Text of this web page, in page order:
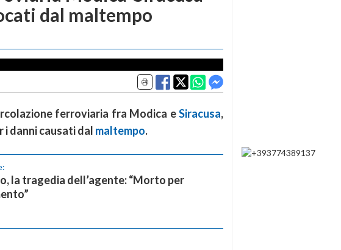
dal maltempo
ferroviaria fra Modica eSiracusa,
danni causati dal maltempo.
la tragedia dell’agente: “Morto per